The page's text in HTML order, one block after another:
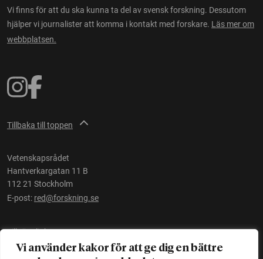
Vi använder kakor för att ge dig en bättre
Vi finns för att du ska kunna ta del av svensk forskning. Dessutom
hjälper vi journalister att komma i kontakt med forskare. Läs mer om
webbplatsen.
Tillbaka till toppen
Vetenskapsrådet
Hantverkargatan 11 B
112 21 Stockholm
E-post: red@forskning.se
Tillgänglighet